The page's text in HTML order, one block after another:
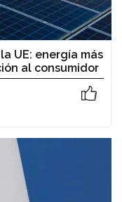
UE: energía más
al consumidor